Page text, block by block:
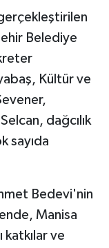
Belediye
Kültür ve
dağcılık
sayıda
Bedevi'nin
Manisa
katkılar ve